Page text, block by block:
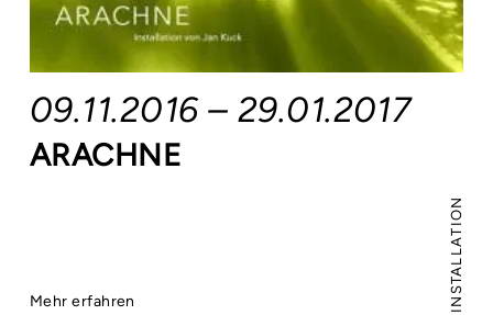
INSTALLATION
09.11.2016 – 29.01.2017
ARACHNE
Mehr erfahren